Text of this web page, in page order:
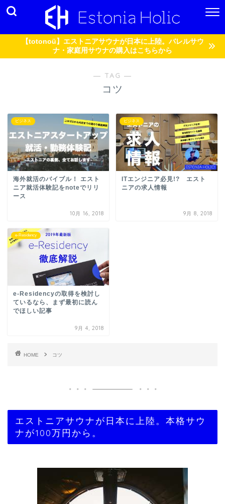
【totonoü】エストニアサウナが日本に上陸。バレルサウ
ナ・家庭用サウナの購入はこちらから
― TAG ―
コツ
ビジネス
海外就活のバイブル！ エスト
ニア就活体験記をnoteでリリ
ース
10月 16, 2018
ビジネス
ITエンジニア必見!? エスト
ニアの求人情報
9月 8, 2018
e-Residency
e-Residencyの取得を検討し
ているなら、まず最初に読ん
でほしい記事
9月 4, 2018
HOME コツ
エストニアサウナが日本に上陸。本格サウ
ナが100万円から。